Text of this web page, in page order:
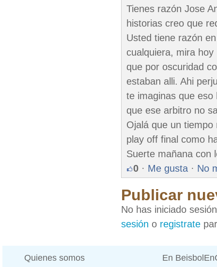
Tienes razón Jose
historias creo que
Usted tiene razón
cualquiera, mira
que por oscuridad
estaban alli. Ahi
te imaginas que eso
que ese arbitro no
Ojalá que un
play off final como
Suerte mañana con
0 · Me gusta · No
Publicar
No has iniciado
sesión o registrate
Quienes somos En